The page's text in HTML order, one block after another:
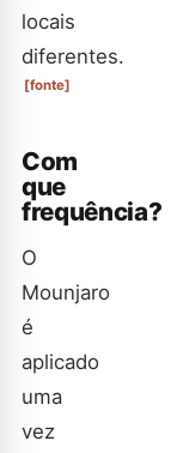
locais
diferentes.
[fonte]
Com
que
frequência?
O
Mounjaro
é
aplicado
uma
vez